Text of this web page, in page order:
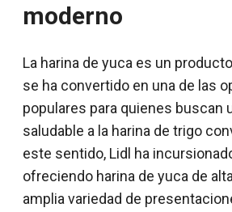
moderno
La harina de yuca es un
se ha convertido en una de las
populares para quienes buscan
saludable a la harina de trigo
este sentido, Lidl ha
ofreciendo harina de yuca de
amplia variedad de